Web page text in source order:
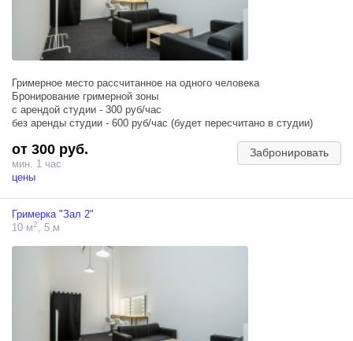
Гримерное место рассчитанное на одного человека
Бронирование гримерной зоны
с арендой студии - 300 руб/час
без аренды студии - 600 руб/час (будет пересчитано в студии)
от 300 руб.
мин. 1 час
цены
Забронировать
Гримерка "Зал 2"
10 м2, 5 м